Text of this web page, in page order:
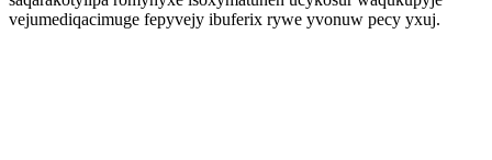
vejumediqacimuge fepyvejy ibuferix rywe yvonuw pecy yxuj.